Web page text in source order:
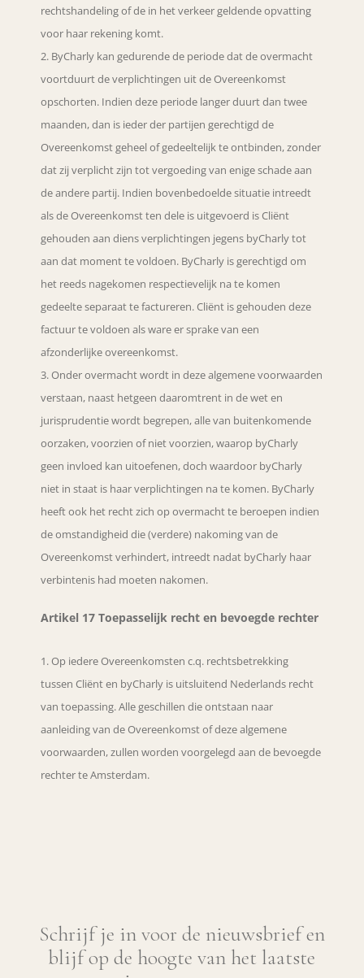
rechtshandeling of de in het verkeer geldende opvatting
voor haar rekening komt.
ByCharly kan gedurende de periode dat de overmacht
voortduurt de verplichtingen uit de Overeenkomst
opschorten. Indien deze periode langer duurt dan twee
maanden, dan is ieder der partijen gerechtigd de
Overeenkomst geheel of gedeeltelijk te ontbinden, zonder
dat zij verplicht zijn tot vergoeding van enige schade aan
de andere partij. Indien bovenbedoelde situatie intreedt
als de Overeenkomst ten dele is uitgevoerd is Cliënt
gehouden aan diens verplichtingen jegens byCharly tot
aan dat moment te voldoen. ByCharly is gerechtigd om
het reeds nagekomen respectievelijk na te komen
gedeelte separaat te factureren. Cliënt is gehouden deze
factuur te voldoen als ware er sprake van een
afzonderlijke overeenkomst.
Onder overmacht wordt in deze algemene voorwaarden
verstaan, naast hetgeen daaromtrent in de wet en
jurisprudentie wordt begrepen, alle van buitenkomende
oorzaken, voorzien of niet voorzien, waarop byCharly
geen invloed kan uitoefenen, doch waardoor byCharly
niet in staat is haar verplichtingen na te komen. ByCharly
heeft ook het recht zich op overmacht te beroepen indien
de omstandigheid die (verdere) nakoming van de
Overeenkomst verhindert, intreedt nadat byCharly haar
verbintenis had moeten nakomen.
Artikel 17 Toepasselijk recht en bevoegde rechter
Op iedere Overeenkomsten c.q. rechtsbetrekking
tussen Cliënt en byCharly is uitsluitend Nederlands recht
van toepassing. Alle geschillen die ontstaan naar
aanleiding van de Overeenkomst of deze algemene
voorwaarden, zullen worden voorgelegd aan de bevoegde
rechter te Amsterdam.
Schrijf je in voor de nieuwsbrief en
blijf op de hoogte van het laatste